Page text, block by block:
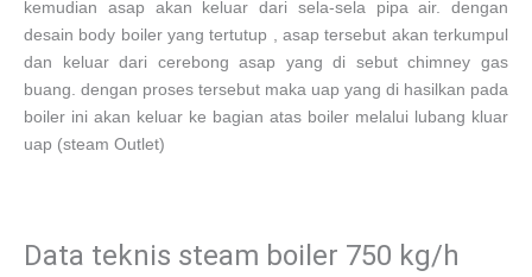
kemudian asap akan keluar dari sela-sela pipa air. dengan
desain body boiler yang tertutup , asap tersebut akan terkumpul
dan keluar dari cerebong asap yang di sebut chimney gas
buang. dengan proses tersebut maka uap yang di hasilkan pada
boiler ini akan keluar ke bagian atas boiler melalui lubang kluar
uap (steam Outlet)
Data teknis steam boiler 750 kg/h